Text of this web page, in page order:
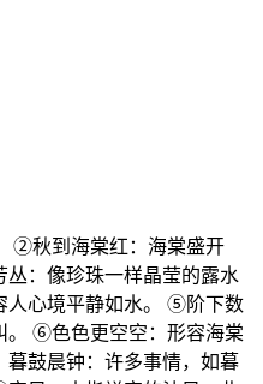
②秋到海棠红：海棠盛开
：像珍珠一样晶莹的露水
人心境平静如水。 ⑤阶下数
。 ⑥色色更空空：形容海棠
鼓晨钟：许多事情，如暮